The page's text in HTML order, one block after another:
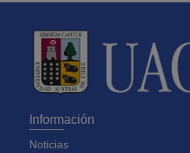
Información
Noticias